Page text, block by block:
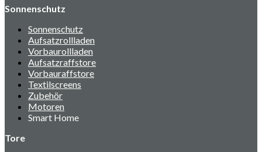
Sonnenschutz
Sonnenschutz
Aufsatzrollladen
Vorbaurollladen
Aufsatzraffstore
Vorbauraffstore
Textilscreens
Zubehör
Motoren
Smart Home
Tore